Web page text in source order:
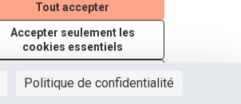
Politique de confidentialité
Tout accepter
Accepter seulement les
cookies essentiels
(Lien externe)
(Lien externe)
(Lien externe)
Licence Creative
(Lien externe)